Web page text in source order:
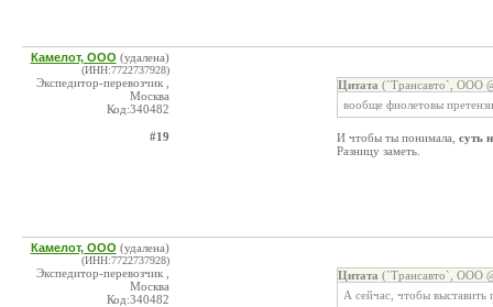
Камелот, ООО (удалена)
(ИНН:7722737928)
Экспедитор-перевозчик ,
Москва
Код:340482
#19
Цитата (`Трансавто`, ООО
вообще фиолетовы
И чтобы ты понимала, суть
Разницу заметь.
Камелот, ООО (удалена)
(ИНН:7722737928)
Экспедитор-перевозчик ,
Москва
Код:340482
Цитата (`Трансавто`, ООО
А сейчас, чтобы